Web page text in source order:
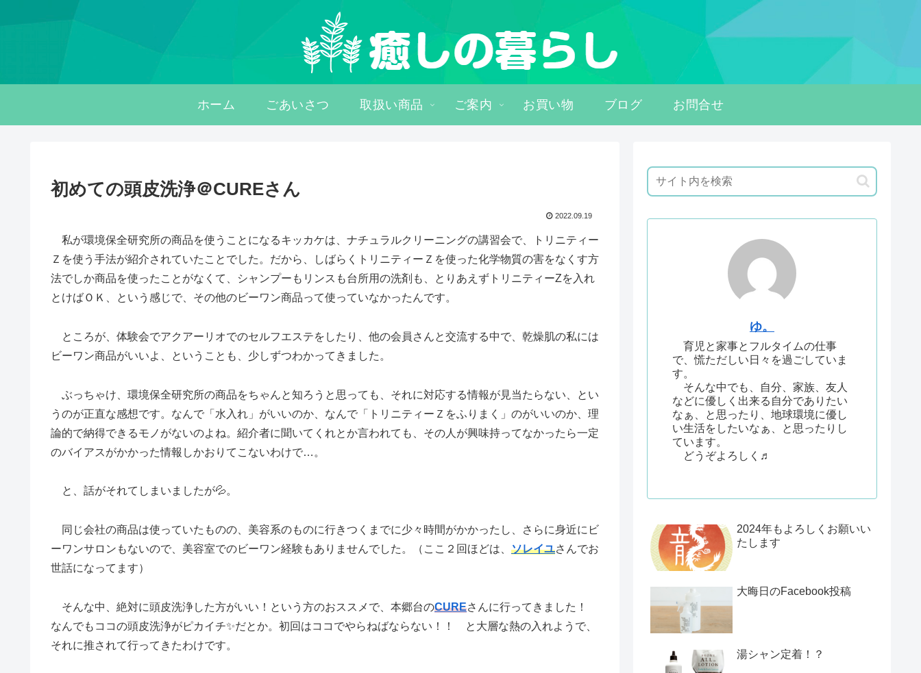
ホーム ごあいさつ 取扱い商品 ご案内 お買い物 ブログ お問合せ
初めての頭皮洗浄＠CUREさん
2022.09.19
私が環境保全研究所の商品を使うことになるキッカケは、ナチュラルクリーニングの講習会で、トリニティー
Ｚを使う手法が紹介されていたことでした。だから、しばらくトリニティーＺを使った化学物質の害をなくす方
法でしか商品を使ったことがなくて、シャンプーもリンスも台所用の洗剤も、とりあえずトリニティーZを入れ
とけばＯＫ、という感じで、その他のビーワン商品って使っていなかったんです。
ところが、体験会でアクアーリオでのセルフエステをしたり、他の会員さんと交流する中で、乾燥肌の私には
ビーワン商品がいいよ、ということも、少しずつわかってきました。
ぶっちゃけ、環境保全研究所の商品をちゃんと知ろうと思っても、それに対応する情報が見当たらない、とい
うのが正直な感想です。なんで「水入れ」がいいのか、なんで「トリニティーＺをふりまく」のがいいのか、理
論的で納得できるモノがないのよね。紹介者に聞いてくれとか言われても、その人が興味持ってなかったら一定
のバイアスがかかった情報しかおりてこないわけで…。
と、話がそれてしまいましたが💦。
同じ会社の商品は使っていたものの、美容系のものに行きつくまでに少々時間がかかったし、さらに身近にビ
ーワンサロンもないので、美容室でのビーワン経験もありませんでした。（ここ２回ほどは、 ソレイユさんでお
世話になってます）
そんな中、絶対に頭皮洗浄した方がいい！という方のおススメで、本郷台のCUREさんに行ってきました！
なんでもココの頭皮洗浄がピカイチ✨だとか。初回はココでやらねばならない！！ と大層な熱の入れようで、
それに推されて行ってきたわけです。
ゆ。
育児と家事とフルタイムの仕事
で、慌ただしい日々を過ごしていま
す。
そんな中でも、自分、家族、友人
などに優しく出来る自分でありたい
なぁ、と思ったり、地球環境に優し
い生活をしたいなぁ、と思ったりし
ています。
どうぞよろしく♬
2024年もよろしくお願いい
たします
大晦日のFacebook投稿
湯シャン定着！？